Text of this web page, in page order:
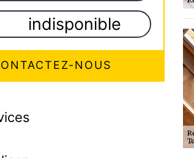
indisponible
NOUS